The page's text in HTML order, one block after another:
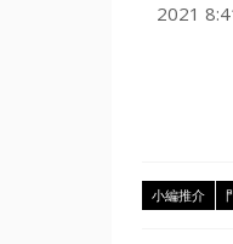
2021
小編推介